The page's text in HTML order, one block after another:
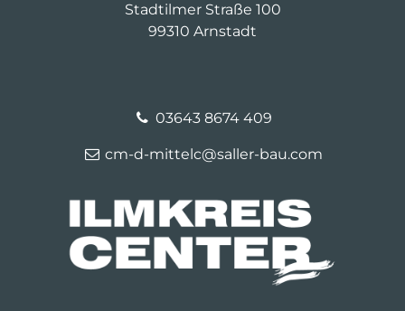
Stadtilmer Straße 100
99310 Arnstadt
03643 8674 409
cm-d-mittelc@saller-bau.com